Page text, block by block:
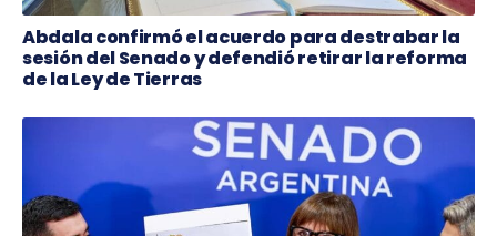
Abdala confirmó el acuerdo para destrabar la
sesión del Senado y defendió retirar la reforma
de la Ley de Tierras